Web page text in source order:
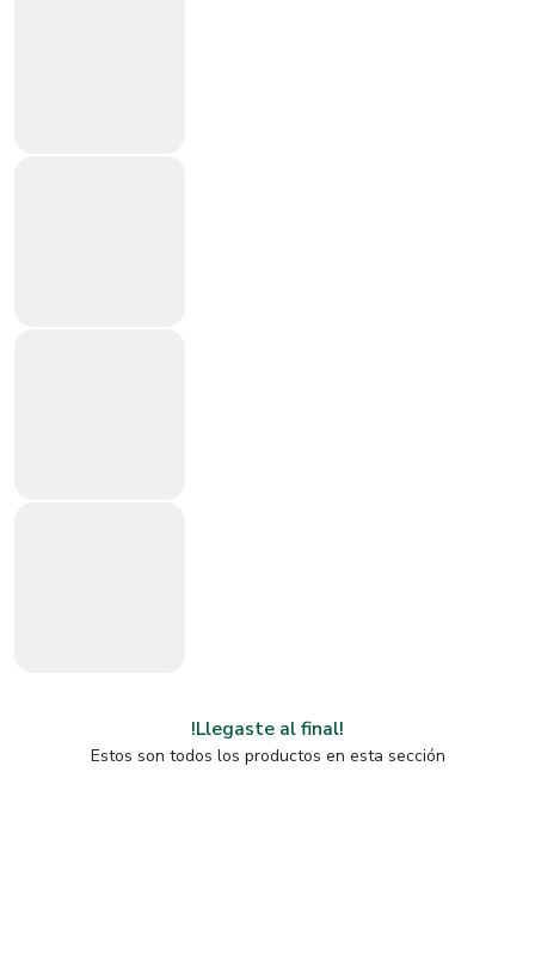
!Llegaste al final!
Estos son todos los productos en esta sección